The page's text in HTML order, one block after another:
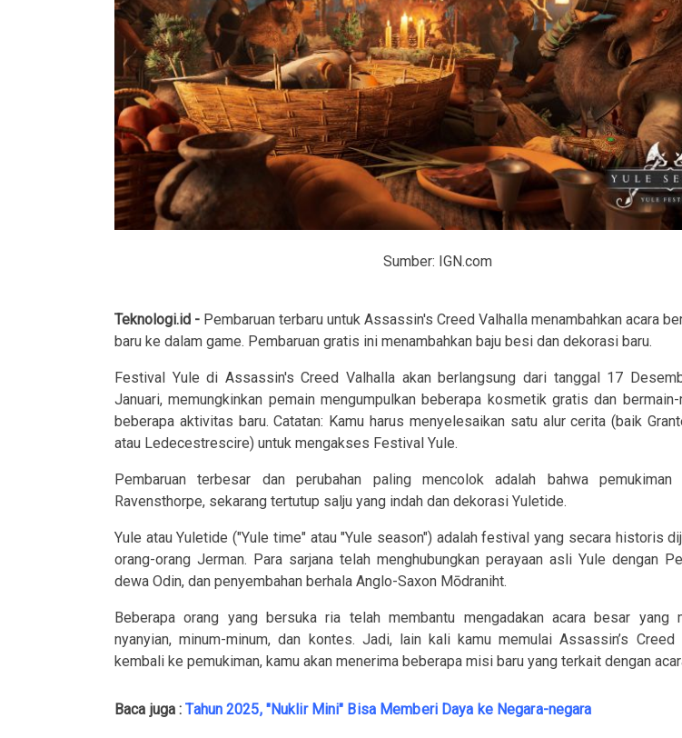
Sumber: IGN.com
Teknologi.id - Pembaruan terbaru untuk Assassin's Creed Valhalla menambahkan acara
baru ke dalam game. Pembaruan gratis ini menambahkan baju besi dan dekorasi baru.
Festival Yule di Assassin's Creed Valhalla akan berlangsung dari tanggal 17
Januari, memungkinkan pemain mengumpulkan beberapa kosmetik gratis dan bermain-
beberapa aktivitas baru. Catatan: Kamu harus menyelesaikan satu alur cerita (baik
atau Ledecestrescire) untuk mengakses Festival Yule.
Pembaruan terbesar dan perubahan paling mencolok adalah bahwa pemukiman
Ravensthorpe, sekarang tertutup salju yang indah dan dekorasi Yuletide.
Yule atau Yuletide ("Yule time" atau "Yule season") adalah festival yang secara historis
orang-orang Jerman. Para sarjana telah menghubungkan perayaan asli Yule dengan
dewa Odin, dan penyembahan berhala Anglo-Saxon Mōdraniht.
Beberapa orang yang bersuka ria telah membantu mengadakan acara besar yang
nyanyian, minum-minum, dan kontes. Jadi, lain kali kamu memulai Assassin’s Creed
kembali ke pemukiman, kamu akan menerima beberapa misi baru yang terkait dengan
Baca juga :Tahun 2025, "Nuklir Mini" Bisa Memberi Daya ke Negara-negara